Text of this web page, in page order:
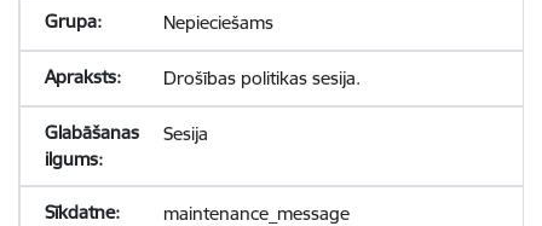
Nepieciešams
Drošības politikas sesija.
Sesija
maintenance_message